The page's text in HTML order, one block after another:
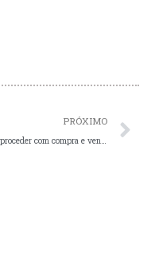
PRÓXIMO
Como proceder com compra e venda de imóveis e títulos executivos passados por herança?